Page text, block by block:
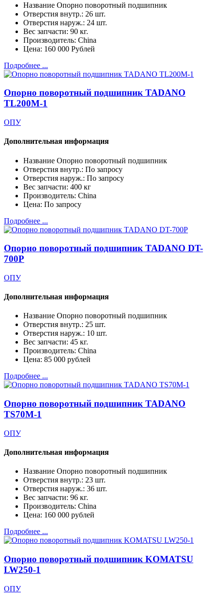
Название Опорно поворотный подшипник
Отверстия внутр.: 26 шт.
Отверстия наруж.: 24 шт.
Вес запчасти: 90 кг.
Производитель: China
Цена: 160 000 Рублей
Подробнее ...
Опорно поворотный подшипник TADANO
TL200M-1
ОПУ
Дополнительная информация
Название Опорно поворотный подшипник
Отверстия внутр.: По запросу
Отверстия наруж.: По запросу
Вес запчасти: 400 кг
Производитель: China
Цена: По запросу
Подробнее ...
Опорно поворотный подшипник TADANO DT-
700P
ОПУ
Дополнительная информация
Название Опорно поворотный подшипник
Отверстия внутр.: 25 шт.
Отверстия наруж.: 10 шт.
Вес запчасти: 45 кг.
Производитель: China
Цена: 85 000 рублей
Подробнее ...
Опорно поворотный подшипник TADANO
TS70M-1
ОПУ
Дополнительная информация
Название Опорно поворотный подшипник
Отверстия внутр.: 23 шт.
Отверстия наруж.: 36 шт.
Вес запчасти: 96 кг.
Производитель: China
Цена: 160 000 рублей
Подробнее ...
Опорно поворотный подшипник KOMATSU
LW250-1
ОПУ